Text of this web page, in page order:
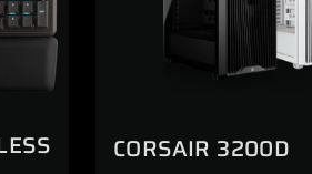
CORSAIR 3200D